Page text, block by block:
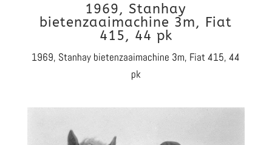
1969, Stanhay
bietenzaaimachine 3m, Fiat
415, 44 pk
1969, Stanhay bietenzaaimachine 3m, Fiat 415, 44
pk